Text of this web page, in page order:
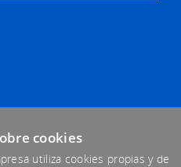
cookies
utiliza cookies propias y de